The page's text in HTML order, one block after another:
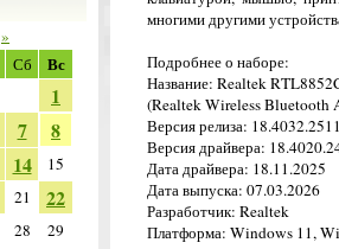
»
Сб Вс
1
7 8
14
15
21 22
28 29
многими другими
Подробнее о наборе:
Название: Realtek
(Realtek Wireless Bluetooth
Версия релиза:
Версия драйвера:
Дата драйвера: 18.11.2025
Дата выпуска: 07.03.2026
Разработчик: Realtek
Платформа: Windows 11,